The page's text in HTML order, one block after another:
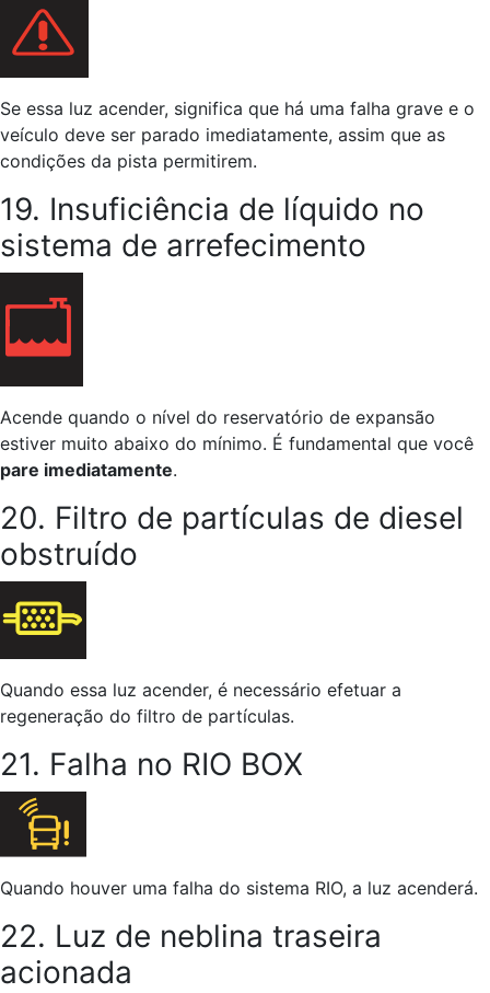
Se essa luz acender, significa que há uma falha grave e o
veículo deve ser parado imediatamente, assim que as
condições da pista permitirem.
19. Insuficiência de líquido no
sistema de arrefecimento
Acende quando o nível do reservatório de expansão
estiver muito abaixo do mínimo. É fundamental que você
pare imediatamente.
20. Filtro de partículas de diesel
obstruído
Quando essa luz acender, é necessário efetuar a
regeneração do filtro de partículas.
21. Falha no RIO BOX
Quando houver uma falha do sistema RIO, a luz acenderá.
22. Luz de neblina traseira
acionada